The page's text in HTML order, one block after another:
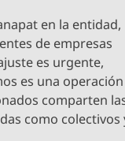
en la entidad,
de empresas
es urgente,
es una operación
comparten
como colectivos